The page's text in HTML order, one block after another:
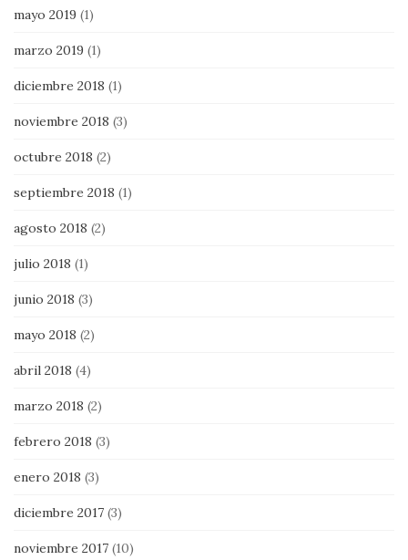
mayo 2019 (1)
marzo 2019 (1)
diciembre 2018 (1)
noviembre 2018 (3)
octubre 2018 (2)
septiembre 2018 (1)
agosto 2018 (2)
julio 2018 (1)
junio 2018 (3)
mayo 2018 (2)
abril 2018 (4)
marzo 2018 (2)
febrero 2018 (3)
enero 2018 (3)
diciembre 2017 (3)
noviembre 2017 (10)